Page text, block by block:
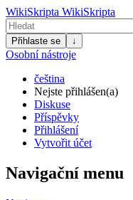
WikiSkripta WikiSkripta
Přihlaste se ↓
Osobní nástroje
čeština
Nejste přihlášen(a)
Diskuse
Příspěvky
Přihlášení
Vytvořit účet
Navigační menu